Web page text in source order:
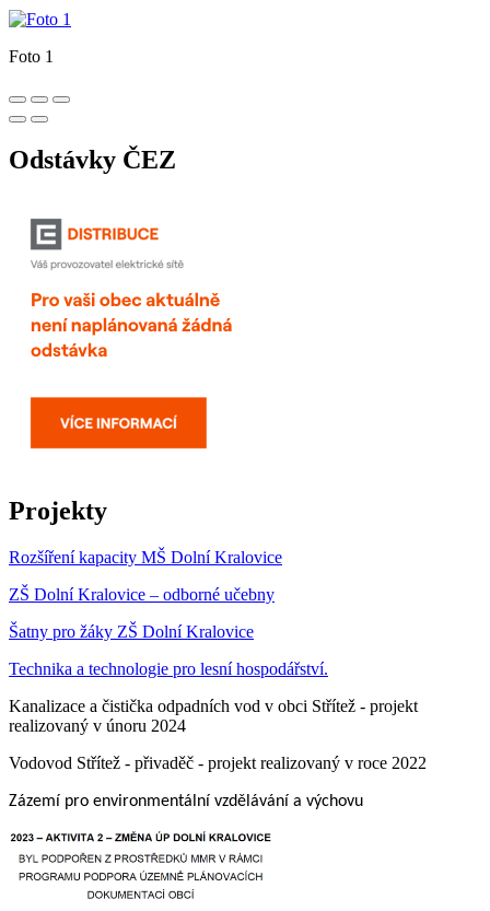
Foto 1
Odstávky ČEZ
Projekty
Rozšíření kapacity MŠ Dolní Kralovice
ZŠ Dolní Kralovice – odborné učebny
Šatny pro žáky ZŠ Dolní Kralovice
Technika a technologie pro lesní hospodářství.
Kanalizace a čistička odpadních vod v obci Střítež - projekt
realizovaný v únoru 2024
Vodovod Střítež - přivaděč - projekt realizovaný v roce 2022
Zázemí pro environmentální vzdělávání a výchovu